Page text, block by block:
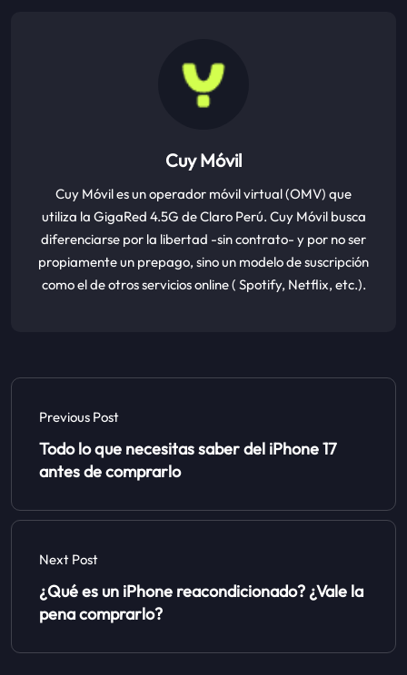
Cuy Móvil
Cuy Móvil es un operador móvil virtual (OMV) que
utiliza la GigaRed 4.5G de Claro Perú. Cuy Móvil busca
diferenciarse por la libertad -sin contrato- y por no ser
propiamente un prepago, sino un modelo de suscripción
como el de otros servicios online ( Spotify, Netflix, etc.).
Previous Post
Todo lo que necesitas saber del iPhone 17
antes de comprarlo
Next Post
¿Qué es un iPhone reacondicionado? ¿Vale la
pena comprarlo?